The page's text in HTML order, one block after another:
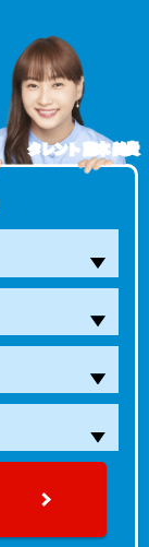
タレント 藤本 美貴